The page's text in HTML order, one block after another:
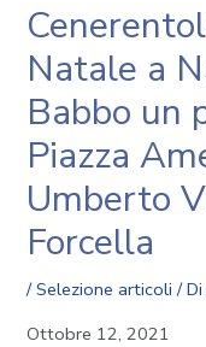
Natale a
Babbo un
Piazza
Umberto
Forcella
/Selezione articoli /
Ottobre 12, 2021